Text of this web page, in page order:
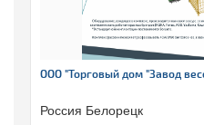
ООО "Торговый дом "Завод
Россия Белорецк